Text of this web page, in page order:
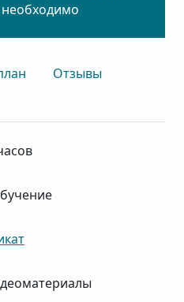
необходимо
Отзывы